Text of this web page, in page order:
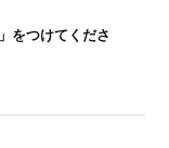
をつけてくださ